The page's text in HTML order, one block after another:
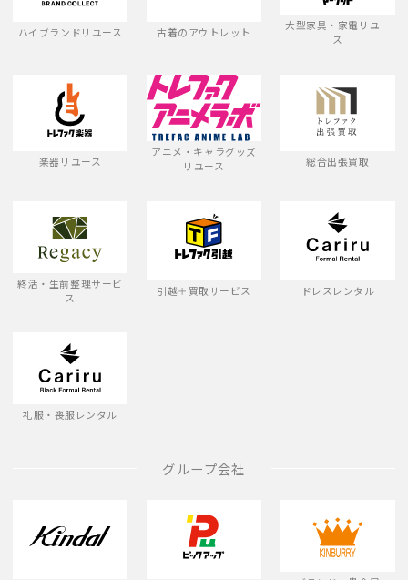
ハイブランドリユース 古着のアウトレット
大型家具・家電リユー
ス
楽器リユース
アニメ・キャラグッズ
リユース
総合出張買取
終活・生前整理サービ
ス
引越＋買取サービス ドレスレンタル
礼服・喪服レンタル
グループ会社